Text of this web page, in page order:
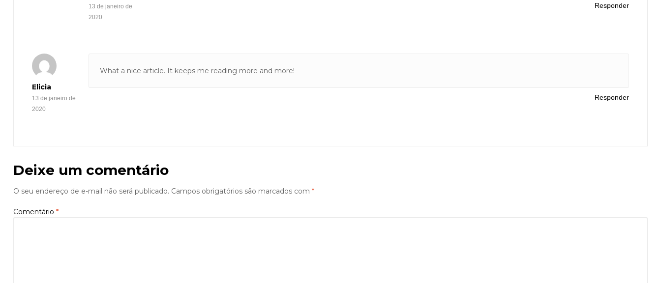
13 de janeiro de
2020
Responder
Elicia
13 de janeiro de
2020
What a nice article. It keeps me reading more and more!
Responder
Deixe um comentário
O seu endereço de e-mail não será publicado. Campos obrigatórios são marcados com *
Comentário *